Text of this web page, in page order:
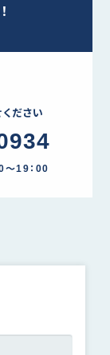
ださい
～19：00